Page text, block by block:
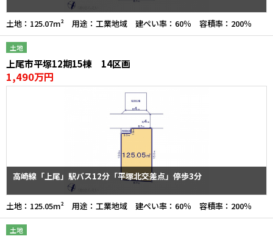
土地：125.07m² 用途：工業地域 建ぺい率：60％ 容積率：200％
土地
上尾市平塚12期15棟 14区画
1,490万円
高崎線「上尾」駅バス12分「平塚北交差点」停歩3分
土地：125.05m² 用途：工業地域 建ぺい率：60％ 容積率：200％
土地